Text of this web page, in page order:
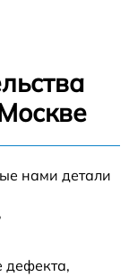
нами детали
дефекта,